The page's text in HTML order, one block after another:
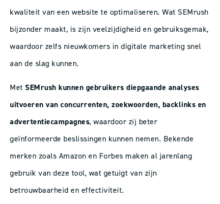
kwaliteit van een website te optimaliseren. Wat SEMrush
bijzonder maakt, is zijn veelzijdigheid en gebruiksgemak,
waardoor zelfs nieuwkomers in digitale marketing snel
aan de slag kunnen.
Met SEMrush kunnen gebruikers diepgaande analyses
uitvoeren van concurrenten, zoekwoorden, backlinks en
advertentiecampagnes, waardoor zij beter
geïnformeerde beslissingen kunnen nemen. Bekende
merken zoals Amazon en Forbes maken al jarenlang
gebruik van deze tool, wat getuigt van zijn
betrouwbaarheid en effectiviteit.